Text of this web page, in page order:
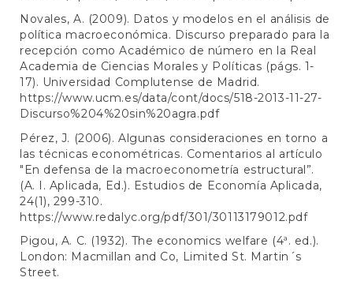
Novales, A. (2009). Datos y modelos en el análisis de
política macroeconómica. Discurso preparado para la
recepción como Académico de número en la Real
Academia de Ciencias Morales y Políticas (págs. 1-
17). Universidad Complutense de Madrid.
https://www.ucm.es/data/cont/docs/518-2013-11-27-
Discurso%204%20sin%20agra.pdf
Pérez, J. (2006). Algunas consideraciones en torno a
las técnicas econométricas. Comentarios al artículo
"En defensa de la macroeconometría estructural”.
(A. I. Aplicada, Ed.). Estudios de Economía Aplicada,
24(1), 299-310.
https://www.redalyc.org/pdf/301/30113179012.pdf
Pigou, A. C. (1932). The economics welfare (4ª. ed.).
London: Macmillan and Co, Limited St. Martin´s
Street.